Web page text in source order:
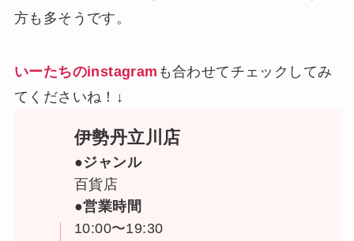
方も多そうです。
いーたちのinstagram も合わせてチェックしてみ
てくださいね！↓
伊勢丹立川店
●ジャンル
百貨店
●営業時間
10:00〜19:30